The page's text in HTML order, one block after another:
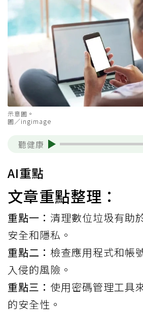
示意圖。
圖／ingimage
聽健康
AI重點
文章重點整理：
重點一： 清理數位垃圾有助
安全和隱私。
重點二： 檢查應用程式和帳
入侵的風險。
重點三： 使用密碼管理工具
的安全性。